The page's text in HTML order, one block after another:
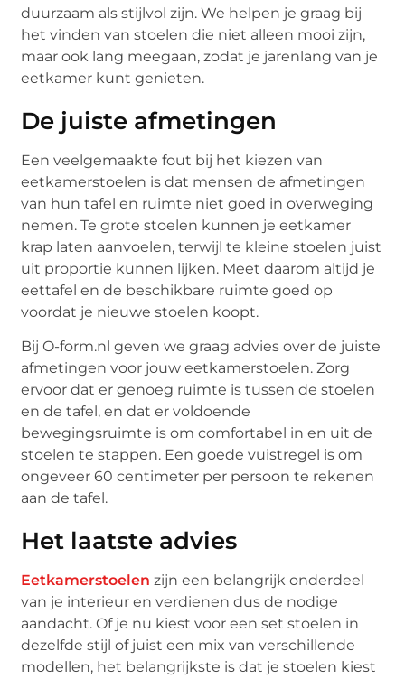
duurzaam als stijlvol zijn. We helpen je graag bij
het vinden van stoelen die niet alleen mooi zijn,
maar ook lang meegaan, zodat je jarenlang van je
eetkamer kunt genieten.
De juiste afmetingen
Een veelgemaakte fout bij het kiezen van
eetkamerstoelen is dat mensen de afmetingen
van hun tafel en ruimte niet goed in overweging
nemen. Te grote stoelen kunnen je eetkamer
krap laten aanvoelen, terwijl te kleine stoelen juist
uit proportie kunnen lijken. Meet daarom altijd je
eettafel en de beschikbare ruimte goed op
voordat je nieuwe stoelen koopt.
Bij O-form.nl geven we graag advies over de juiste
afmetingen voor jouw eetkamerstoelen. Zorg
ervoor dat er genoeg ruimte is tussen de stoelen
en de tafel, en dat er voldoende
bewegingsruimte is om comfortabel in en uit de
stoelen te stappen. Een goede vuistregel is om
ongeveer 60 centimeter per persoon te rekenen
aan de tafel.
Het laatste advies
Eetkamerstoelen zijn een belangrijk onderdeel
van je interieur en verdienen dus de nodige
aandacht. Of je nu kiest voor een set stoelen in
dezelfde stijl of juist een mix van verschillende
modellen, het belangrijkste is dat je stoelen kiest